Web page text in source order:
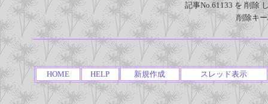
記事No.61133 を 削除
削除キ
HOME HELP 新規作成 スレッド表示